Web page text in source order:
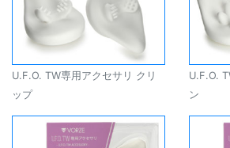
U.F.O. TW専用アクセサリ クリ
ップ
U.F.O.
ン